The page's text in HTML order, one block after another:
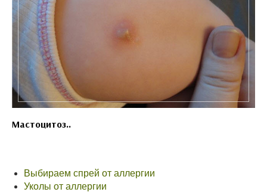
Мастоцитоз..
Выбираем спрей от аллергии
Уколы от аллергии